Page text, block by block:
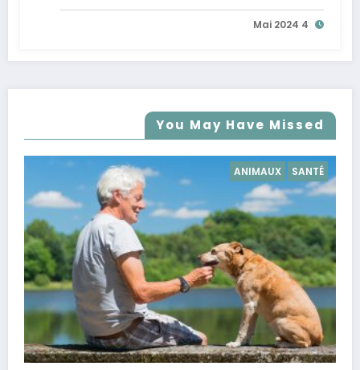
4 Mai 2024
You May Have Missed